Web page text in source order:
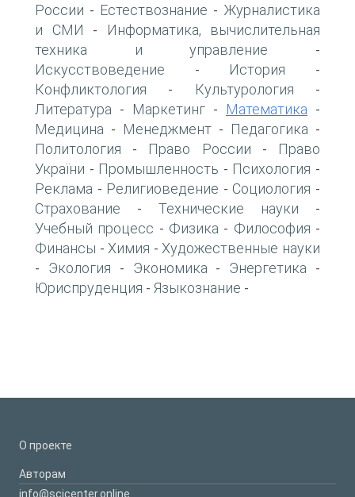
России - Естествознание - Журналистика
и СМИ -
Информатика, вычислительная
техника и управление -
Искусствоведение - История -
Конфликтология - Культурология -
Литература - Маркетинг - Математика -
Медицина - Менеджмент - Педагогика -
Политология - Право России -
Право
України - Промышленность - Психология -
Реклама - Религиоведение - Социология -
Страхование - Технические науки -
Учебный процесс - Физика - Философия -
Финансы - Химия - Художественные науки
- Экология - Экономика - Энергетика -
Юриспруденция - Языкознание -
О проекте
Авторам
info@scicenter.online